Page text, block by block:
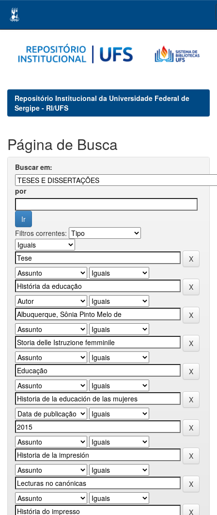
navigation
Repositório Institucional da Universidade Federal de
Sergipe - RI/UFS
Página de Busca
Buscar em:
por
Filtros correntes: